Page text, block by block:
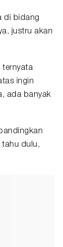
di bidang
justru akan
ternyata
ingin
ada banyak
tahu dulu,